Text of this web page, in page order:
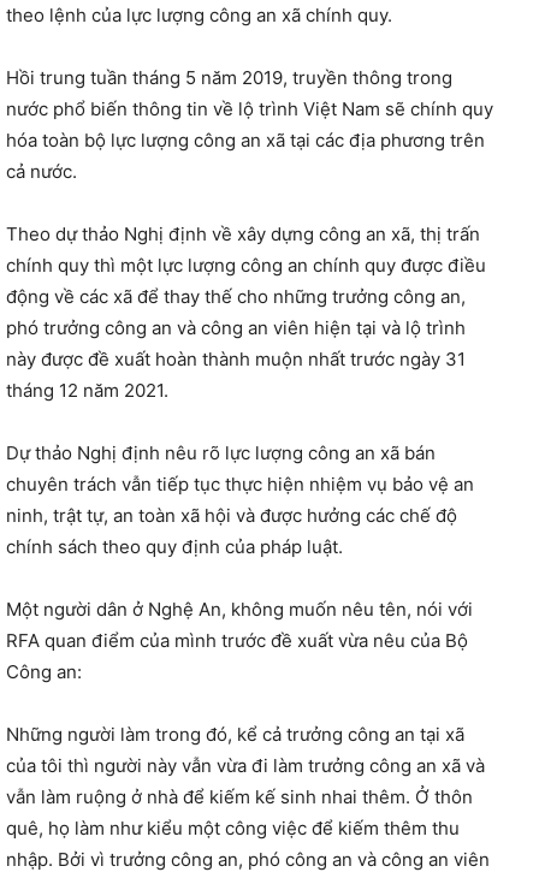
theo lệnh của lực lượng công an xã chính quy.
Hồi trung tuần tháng 5 năm 2019, truyền thông trong
nước phổ biến thông tin về lộ trình Việt Nam sẽ chính quy
hóa toàn bộ lực lượng công an xã tại các địa phương trên
cả nước.
Theo dự thảo Nghị định về xây dựng công an xã, thị trấn
chính quy thì một lực lượng công an chính quy được điều
động về các xã để thay thế cho những trưởng công an,
phó trưởng công an và công an viên hiện tại và lộ trình
này được đề xuất hoàn thành muộn nhất trước ngày 31
tháng 12 năm 2021.
Dự thảo Nghị định nêu rõ lực lượng công an xã bán
chuyên trách vẫn tiếp tục thực hiện nhiệm vụ bảo vệ an
ninh, trật tự, an toàn xã hội và được hưởng các chế độ
chính sách theo quy định của pháp luật.
Một người dân ở Nghệ An, không muốn nêu tên, nói với
RFA quan điểm của mình trước đề xuất vừa nêu của Bộ
Công an:
Những người làm trong đó, kể cả trưởng công an tại xã
của tôi thì người này vẫn vừa đi làm trưởng công an xã và
vẫn làm ruộng ở nhà để kiếm kế sinh nhai thêm. Ở thôn
quê, họ làm như kiểu một công việc để kiếm thêm thu
nhập. Bởi vì trưởng công an, phó công an và công an viên